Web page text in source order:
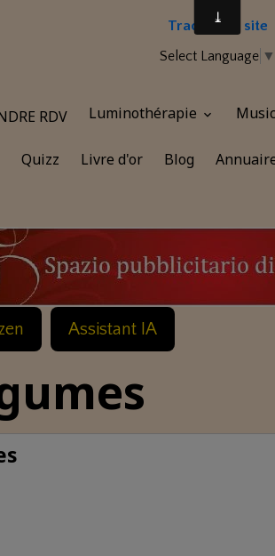
Traduire le site
Select Language ▼
RDV Luminothérapie
Quizz Livre d'or Blog
Assistant IA